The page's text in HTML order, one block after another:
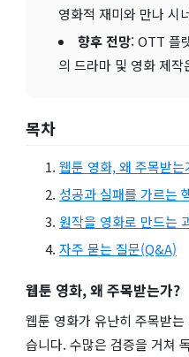
영화적 재미와 만나 시
향후 전망: OTT 플
의 드라마 및 영화 제
목차
웹툰 영화, 왜 주목받는
성공과 실패를 가르는
원작을 영화로 만드는
자주 묻는 질문(Q&A)
웹툰 영화, 왜 주목받는가?
웹툰 영화가 유난히 주목받
습니다. 수많은 검증을 거쳐